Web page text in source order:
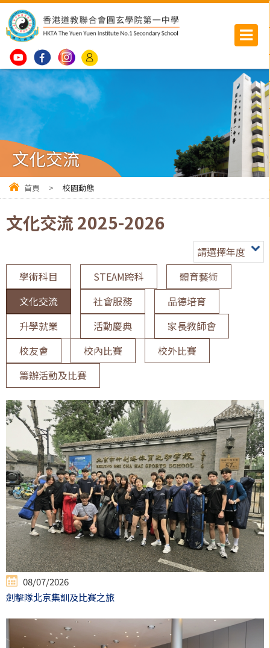
文化交流
首頁 > 校園動態
文化交流 2025-2026
請選擇年度
學術科目
STEAM跨科
體育藝術
文化交流
社會服務
品德培育
升學就業
活動慶典
家長教師會
校友會
校內比賽
校外比賽
籌辦活動及比賽
08/07/2026
劍擊隊北京集訓及比賽之旅